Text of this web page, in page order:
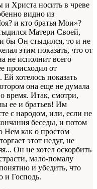
и Христа носить в чреве
видно из
и кто братья Мои»?
Матери Своей,
бы Он стыдился, то и не
этим показать, что от
не исполнит всего
происходил от
хотелось показать
она еще не думала
время. Итак, смотри,
ее и братьев! Им
с народом, или, если не
беседы, и потом
Нем как о простом
этот недуг, не
Он не хотел оскорбить
мало-помалу
и убедить, что
и Господь.